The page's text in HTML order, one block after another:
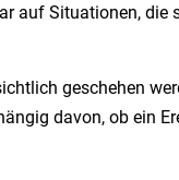
auf Situationen, die
geschehen
davon, ob ein